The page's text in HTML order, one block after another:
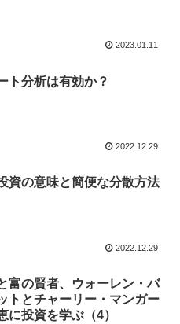
2023.01.11
ト分析は有効か？
2022.12.29
資の意味と簡便な分散方法
2022.12.29
富の賢者、ウォーレン・バ
トとチャーリー・マンガー
に投資を学ぶ（4）